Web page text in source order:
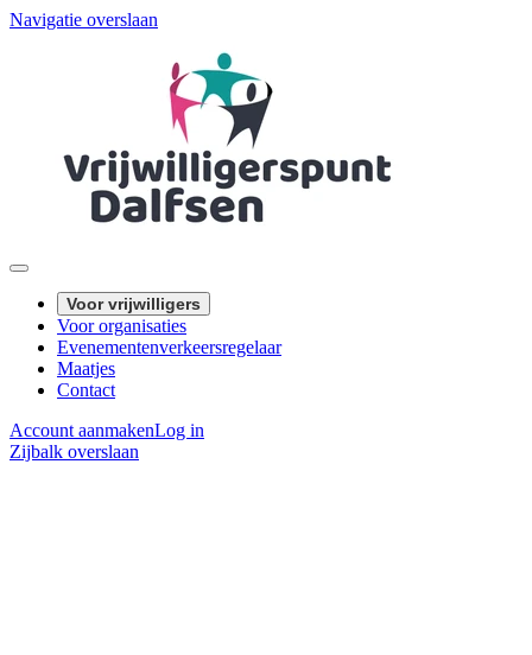
Navigatie overslaan
Voor vrijwilligers
Voor organisaties
Evenementenverkeersregelaar
Maatjes
Contact
Account aanmakenLog in
Zijbalk overslaan